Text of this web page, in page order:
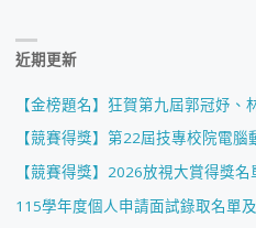
近期更新
【金榜題名】狂賀第九屆郭冠妤
【競賽得獎】第22屆技專校院電
【競賽得獎】2026放視大賞得獎名
115學年度個人申請面試錄取名單